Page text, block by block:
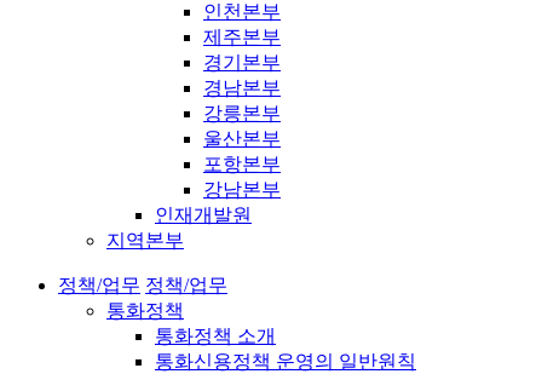
인천본부
제주본부
경기본부
경남본부
강릉본부
울산본부
포항본부
강남본부
인재개발원
지역본부
정책/업무 정책/업무
통화정책
통화정책 소개
통화신용정책 운영의 일반원칙